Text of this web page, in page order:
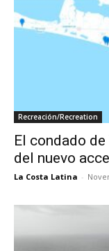
Recreación/Recreation
El condado
del nuevo
La Costa Latina -